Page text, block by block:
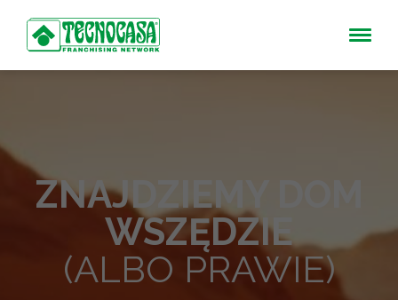
ZNAJDZIEMY DOM
WSZĘDZIE
(ALBO PRAWIE)